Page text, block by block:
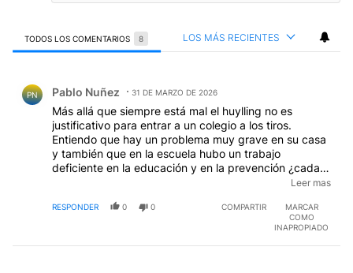
TODOS LOS COMENTARIOS 8 LOS MÁS RECIENTES
PN Pablo Nuñez 31 DE MARZO DE 2026
Más allá que siempre está mal el huylling no es
justificativo para entrar a un colegio a los tiros.
Entiendo que hay un problema muy grave en su casa
y también que en la escuela hubo un trabajo
deficiente en la educación y en la prevención ¿cada
cuánto tiempo hay reuniones de padres en la escuela?
ausencia de estado en la educación
Leer mas
RESPONDER 0 0 COMPARTIR
MARCAR
COMO
INAPROPIADO